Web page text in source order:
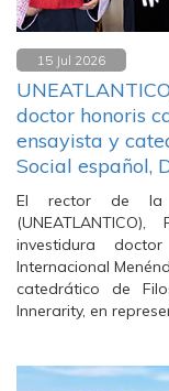
15 Jul 2026
doctor honoris
ensayista y
Social español,
El rector de la
investidura
Internacional
catedrático de
Innerarity, en